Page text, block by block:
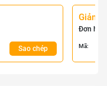
Sao chép
Giảm
Đơn
Mã: